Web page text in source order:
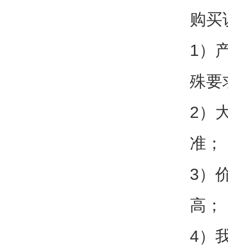
购买
1）
殊要
2）
准；
3）
高；
4）